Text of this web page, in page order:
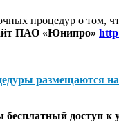
процедур о
ПАО «Юнипро»
размещаются на
доступ